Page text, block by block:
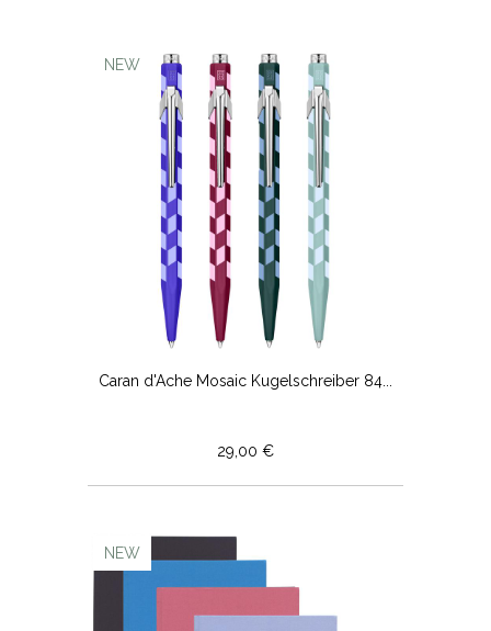
NEW
Caran d'Ache Mosaic Kugelschreiber 84...
29,00 €
NEW